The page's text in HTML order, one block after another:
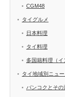
CGM48
タイグルメ
日本料理
タイ料理
多国籍料理（イ
タイ地域別ニュー
バンコクとその